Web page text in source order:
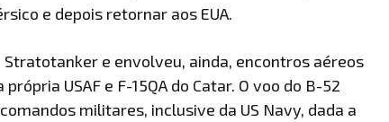
e depois retornar aos EUA.
Stratotanker e envolveu, ainda, encontros aéreos
USAF e F-15QA do Catar. O voo do B-52
militares, inclusive da US Navy, dada a